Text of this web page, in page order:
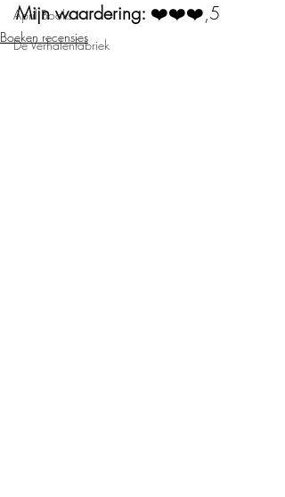
April Books
De Verhalenfabriek
Mijn waardering: ❤️❤️❤️,5
Boeken recensies